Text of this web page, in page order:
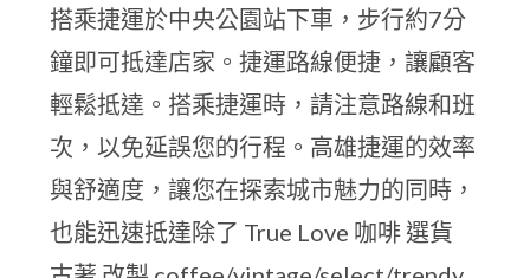
搭乘捷運於中央公園站下車，步行約7分
鐘即可抵達店家。捷運路線便捷，讓顧客
輕鬆抵達。搭乘捷運時，請注意路線和班
次，以免延誤您的行程。高雄捷運的效率
與舒適度，讓您在探索城市魅力的同時，
也能迅速抵達除了 True Love 咖啡 選貨